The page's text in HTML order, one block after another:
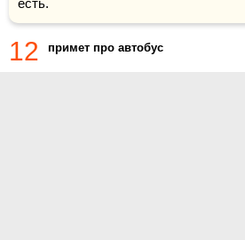
12 примет про автобус